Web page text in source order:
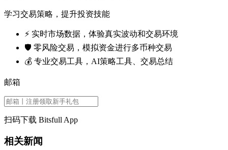
学习交易策略，提升投资技能
⚡️ 实时市场数据，体验真实波动和交易环境
🛡️ 零风险交易，模拟资金进行多币种交易
💰 专业交易工具，AI策略工具、交易总结
邮箱
扫码下载 Bitsfull App
相关新闻